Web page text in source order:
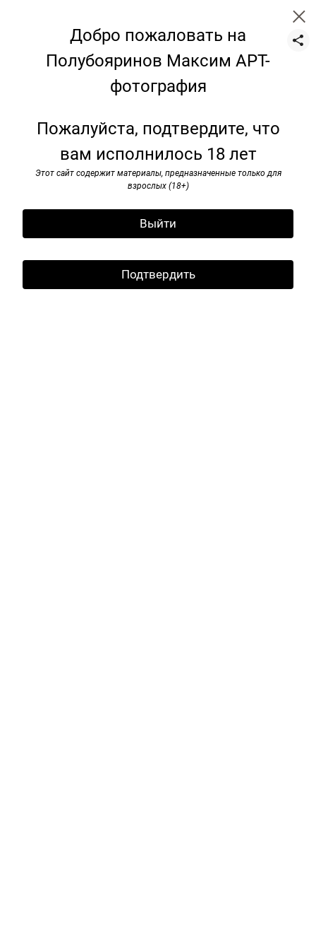
Добро пожаловать на
Полубояринов Максим АРТ-
фотография
Пожалуйста, подтвердите, что
вам исполнилось 18 лет
Этот сайт содержит материалы, предназначенные только для
взрослых (18+)
Выйти
Подтвердить
Цветы